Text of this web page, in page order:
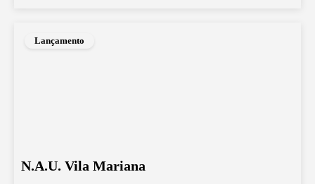
Lançamento
N.A.U. Vila Mariana